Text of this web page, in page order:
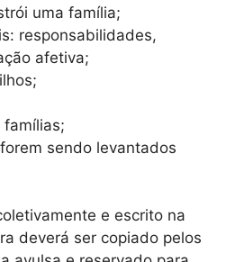
uma família;
responsabilidades,
afetiva;
sendo levantados
e escrito na
deverá ser copiado pelos